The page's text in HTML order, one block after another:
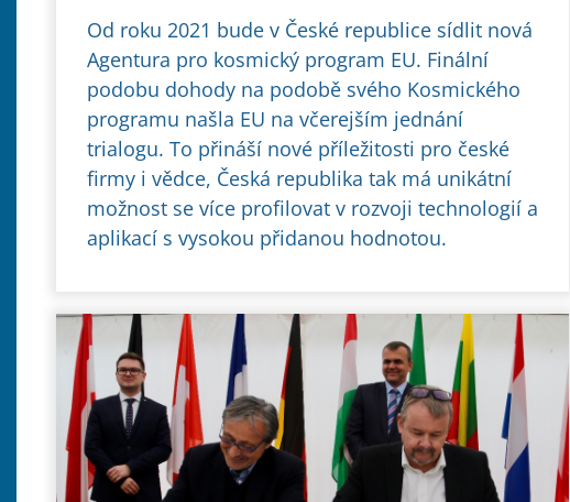
Od roku 2021 bude v České republice sídlit nová
Agentura pro kosmický program EU. Finální
podobu dohody na podobě svého Kosmického
programu našla EU na včerejším jednání
trialogu. To přináší nové příležitosti pro české
firmy i vědce, Česká republika tak má unikátní
možnost se více profilovat v rozvoji technologií a
aplikací s vysokou přidanou hodnotou.